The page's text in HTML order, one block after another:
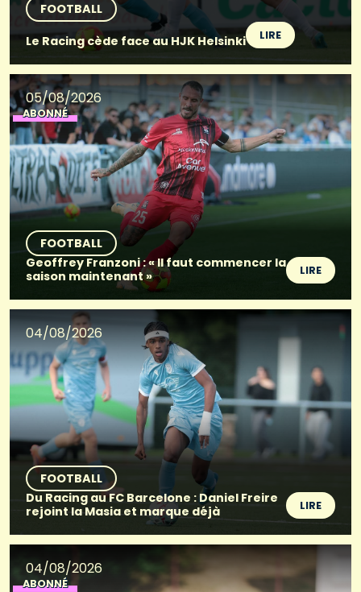
FOOTBALL
Le Racing cède face au HJK Helsinki
LIRE
05/08/2026
ABONNÉ
FOOTBALL
Geoffrey Franzoni : « Il faut commencer la
saison maintenant »
LIRE
04/08/2026
FOOTBALL
Du Racing au FC Barcelone : Daniel Freire
rejoint la Masia et marque déjà
LIRE
04/08/2026
ABONNÉ